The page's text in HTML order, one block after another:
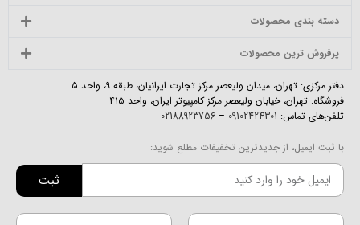
دسته بندی محصولات
پرفروش ترین محصولات
دفتر مرکزی: تهران، میدان ولیعصر مرکز تجارت ایرانیان، طبقه ۹، واحد ۵
فروشگاه: تهران، خیابان ولیعصر مرکز کامپیوتر ایران، واحد ۴۱۵
تلفن‌های تماس: 09102424301
–
02188923756
با ثبت ایمیل، از جدیدترین تخفیفات مطلع شوید:
ثبت